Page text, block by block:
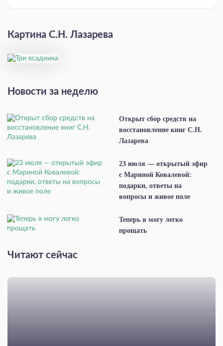
Картина С.Н. Лазарева
Новости за неделю
Открыт сбор средств на
восстановление книг С.Н.
Лазарева
23 июля — открытый эфир
с Мариной Ковалевой:
подарки, ответы на
вопросы и живое поле
Теперь я могу легко
прощать
Читают сейчас